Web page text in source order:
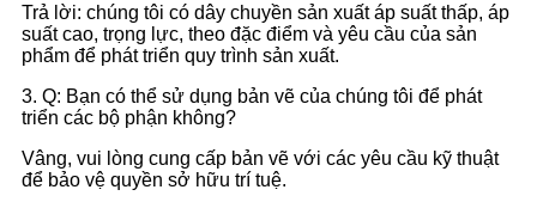
Trả lời: chúng tôi có dây chuyền sản xuất áp suất thấp, áp
suất cao, trọng lực, theo đặc điểm và yêu cầu của sản
phẩm để phát triển quy trình sản xuất.
3. Q: Bạn có thể sử dụng bản vẽ của chúng tôi để phát
triển các bộ phận không?
Vâng, vui lòng cung cấp bản vẽ với các yêu cầu kỹ thuật
để bảo vệ quyền sở hữu trí tuệ.